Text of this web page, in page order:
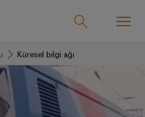
Support Center
Küresel bilgi ağı